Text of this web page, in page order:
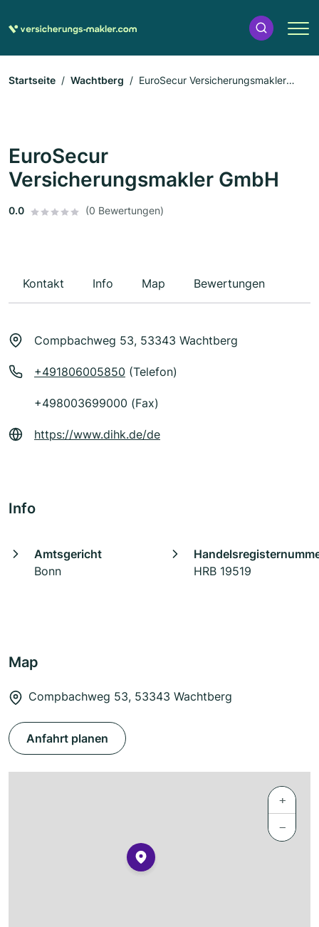
Startseite Wachtberg
EuroSecur Versicherungsmakler
EuroSecur
Versicherungsmakler GmbH
0.0 (0 Bewertungen)
Kontakt Info Map Bewertungen
Compbachweg 53, 53343 Wachtberg
+491806005850 (Telefon)
+498003699000 (Fax)
https://www.dihk.de/de
Info
Amtsgericht
Bonn
HRB 19519
Map
Compbachweg 53, 53343 Wachtberg
Anfahrt planen
+
−